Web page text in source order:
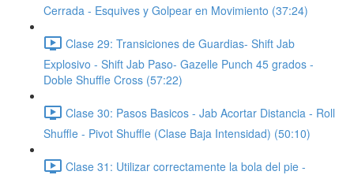
Cerrada - Esquives y Golpear en Movimiento (37:24)
Clase 29: Transiciones de Guardias- Shift Jab
Explosivo - Shift Jab Paso- Gazelle Punch 45 grados -
Doble Shuffle Cross (57:22)
Clase 30: Pasos Basicos - Jab Acortar Distancia - Roll
Shuffle - Pivot Shuffle (Clase Baja Intensidad) (50:10)
Clase 31: Utilizar correctamente la bola del pie -